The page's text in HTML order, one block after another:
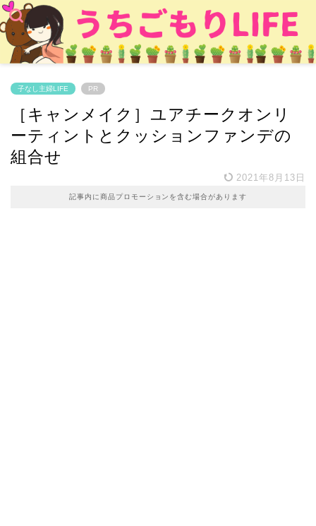
子なし主婦LIFE PR
［キャンメイク］ユアチークオンリ
ーティントとクッションファンデの
組合せ
2021年8月13日
記事内に商品プロモーションを含む場合があります